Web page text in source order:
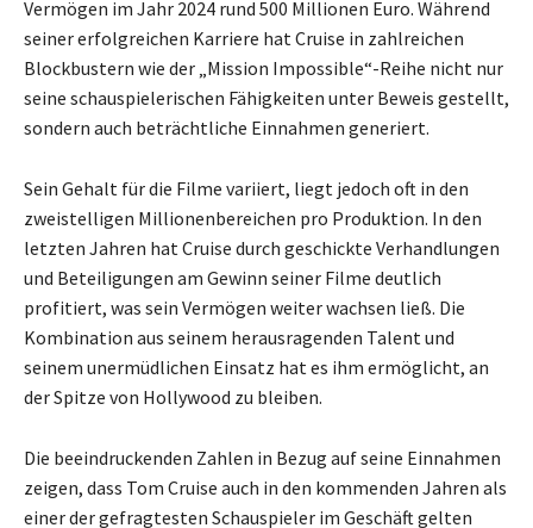
Vermögen im Jahr 2024 rund 500 Millionen Euro. Während
seiner erfolgreichen Karriere hat Cruise in zahlreichen
Blockbustern wie der „Mission Impossible“-Reihe nicht nur
seine schauspielerischen Fähigkeiten unter Beweis gestellt,
sondern auch beträchtliche Einnahmen generiert.
Sein Gehalt für die Filme variiert, liegt jedoch oft in den
zweistelligen Millionenbereichen pro Produktion. In den
letzten Jahren hat Cruise durch geschickte Verhandlungen
und Beteiligungen am Gewinn seiner Filme deutlich
profitiert, was sein Vermögen weiter wachsen ließ. Die
Kombination aus seinem herausragenden Talent und
seinem unermüdlichen Einsatz hat es ihm ermöglicht, an
der Spitze von Hollywood zu bleiben.
Die beeindruckenden Zahlen in Bezug auf seine Einnahmen
zeigen, dass Tom Cruise auch in den kommenden Jahren als
einer der gefragtesten Schauspieler im Geschäft gelten